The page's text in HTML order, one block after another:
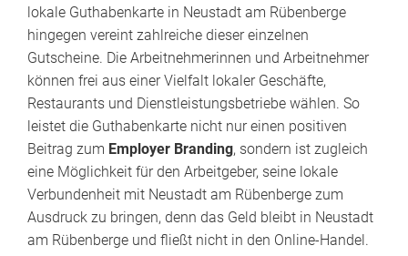
lokale Guthabenkarte in Neustadt am Rübenberge
hingegen vereint zahlreiche dieser einzelnen
Gutscheine. Die Arbeitnehmerinnen und Arbeitnehmer
können frei aus einer Vielfalt lokaler Geschäfte,
Restaurants und Dienstleistungsbetriebe wählen. So
leistet die Guthabenkarte nicht nur einen positiven
Beitrag zum Employer Branding, sondern ist zugleich
eine Möglichkeit für den Arbeitgeber, seine lokale
Verbundenheit mit Neustadt am Rübenberge zum
Ausdruck zu bringen, denn das Geld bleibt in Neustadt
am Rübenberge und fließt nicht in den Online-Handel.